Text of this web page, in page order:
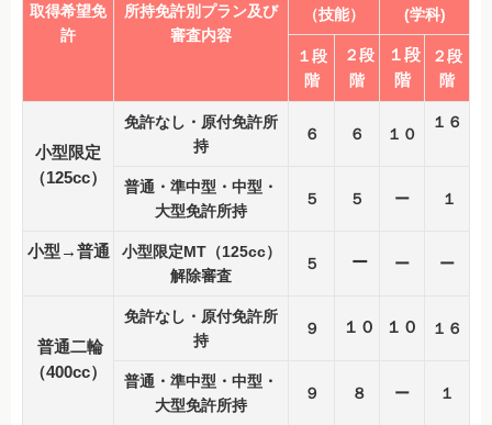
自動二輪車
大型一種
大型二種
限定解除
高齢者講習
取得希望免
許
所持免許別プラン及び
審査内容
（技能）
(学科)
１段
階
２段
階
１段
階
２段
階
小型限定
（125cc）
免許なし・原付免許所
持
６ ６ １０
１６
普通・準中型・中型・
大型免許所持
５ ５ ー １
小型→普通
小型限定MT（125cc）
解除審査
５ ー ー ー
普通二輪
（400cc）
免許なし・原付免許所
持
９ １０ １０ １６
普通・準中型・中型・
大型免許所持
９ ８ ー １